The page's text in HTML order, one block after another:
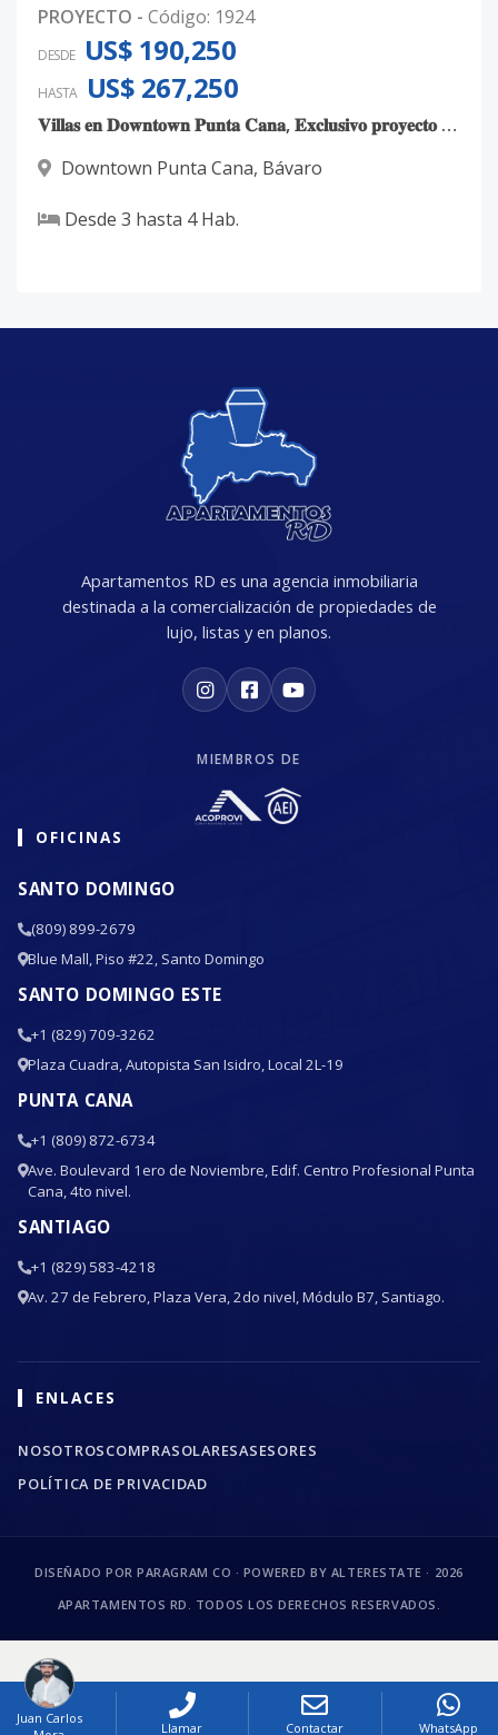
PROYECTO - Código: 1924
DESDE US$ 190,250
HASTA US$ 267,250
𝐕𝐢𝐥𝐥𝐚𝐬 𝐞𝐧 𝐃𝐨𝐰𝐧𝐭𝐨𝐰𝐧 𝐏𝐮𝐧𝐭𝐚 𝐂𝐚𝐧𝐚, 𝐄𝐱𝐜𝐥𝐮𝐬𝐢𝐯𝐨 𝐩𝐫𝐨𝐲𝐞𝐜𝐭𝐨 𝐝𝐞 𝐬𝐨𝐥𝐨 𝟒𝟎 𝐕𝐢𝐥𝐥𝐚𝐬
Downtown Punta Cana, Bávaro
Desde 3 hasta 4Hab.
Juan Carlos
Llamar Contactar WhatsApp
Apartamentos RD es una agencia inmobiliaria
destinada a la comercialización de propiedades de
lujo, listas y en planos.
MIEMBROS DE
OFICINAS
SANTO DOMINGO
(809) 899-2679
Blue Mall, Piso #22, Santo Domingo
SANTO DOMINGO ESTE
+1 (829) 709-3262
Plaza Cuadra, Autopista San Isidro, Local 2L-19
PUNTA CANA
+1 (809) 872-6734
Ave. Boulevard 1ero de Noviembre, Edif. Centro Profesional Punta
Cana, 4to nivel.
SANTIAGO
+1 (829) 583-4218
Av. 27 de Febrero, Plaza Vera, 2do nivel, Módulo B7, Santiago.
ENLACES
NOSOTROSCOMPRASOLARESASESORES
POLÍTICA DE PRIVACIDAD
DISEÑADO POR PARAGRAM CO · POWERED BY ALTERESTATE · 2026
APARTAMENTOS RD. TODOS LOS DERECHOS RESERVADOS.